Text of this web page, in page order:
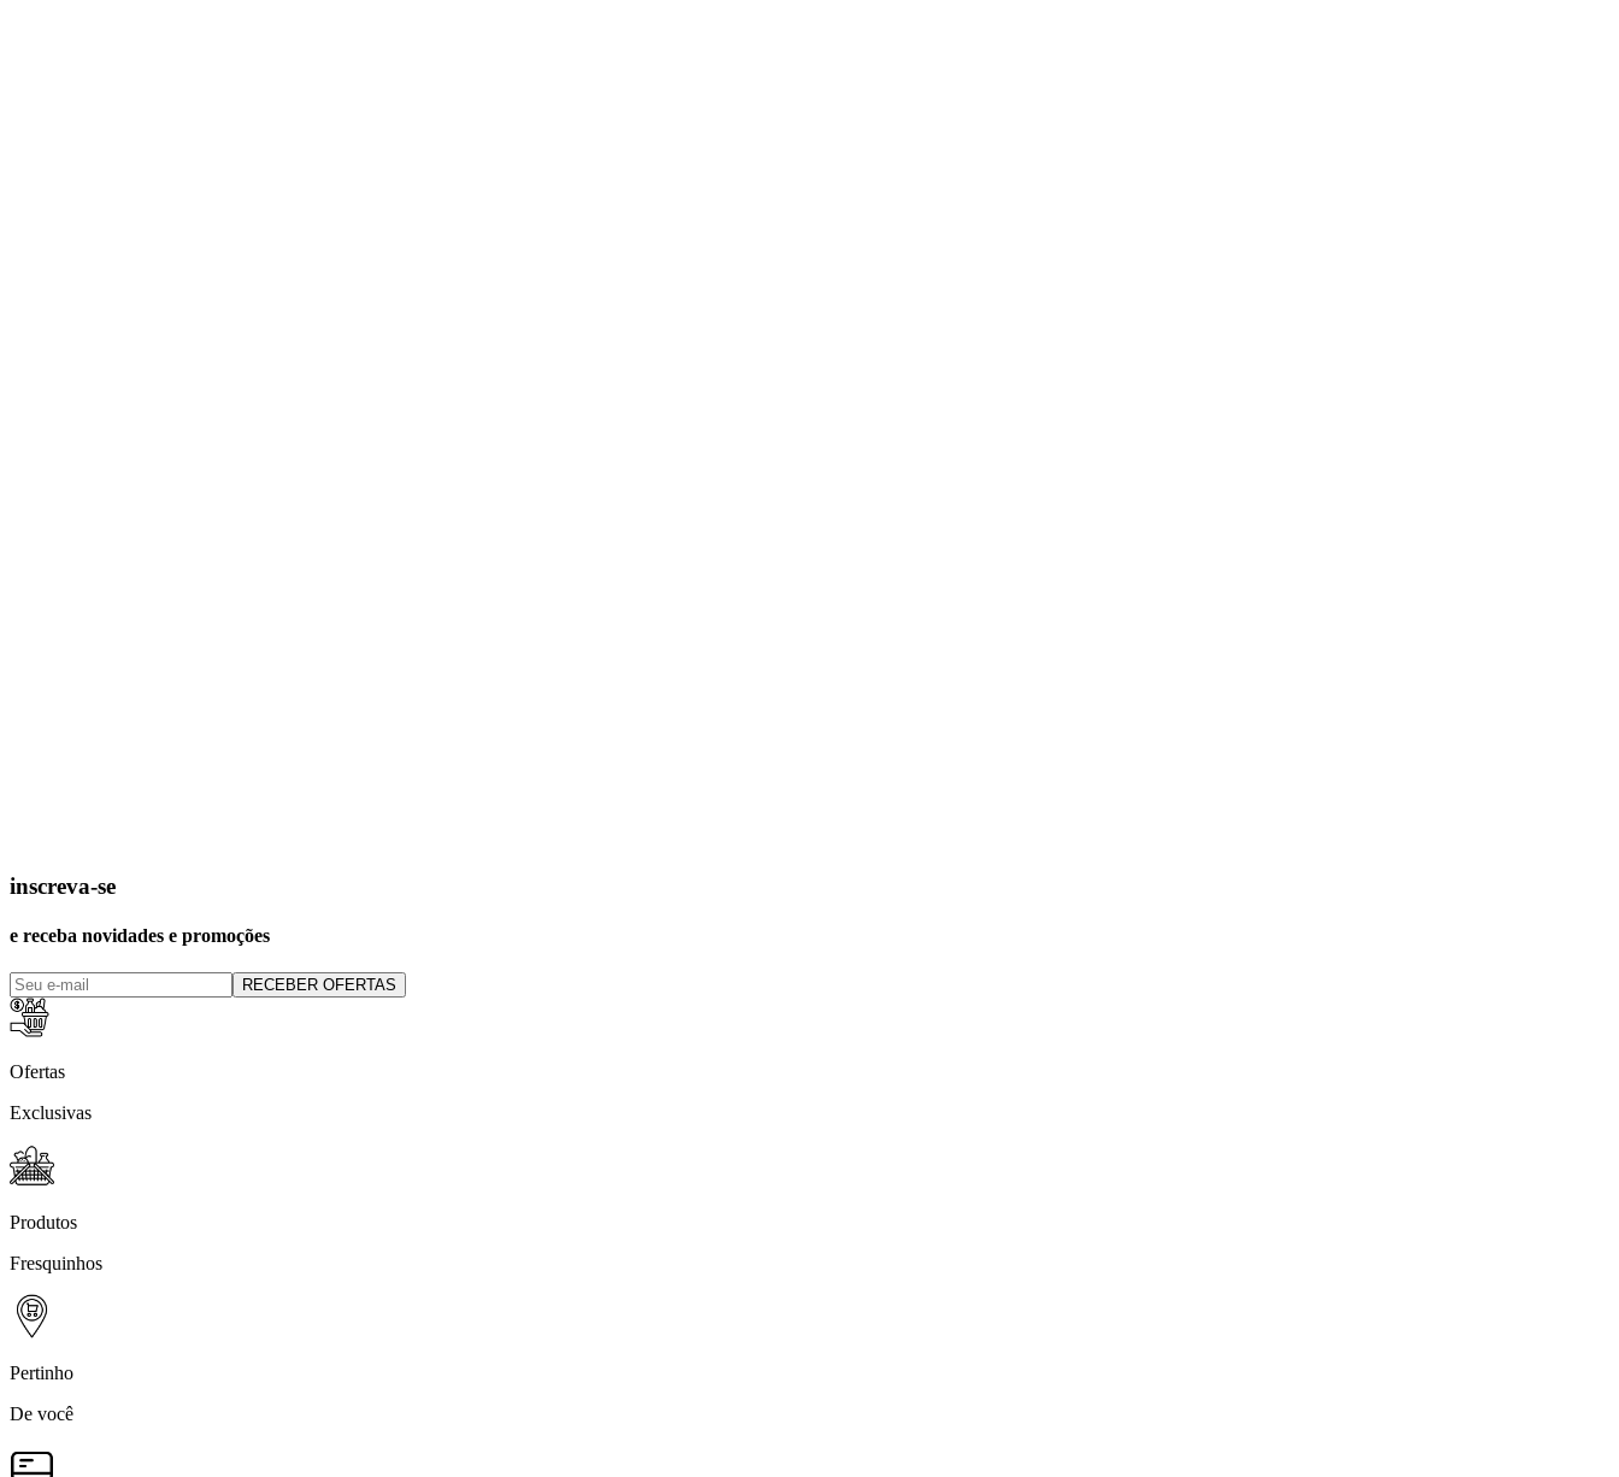
inscreva-se
e receba novidades e promoções
RECEBER OFERTAS
Ofertas
Exclusivas
Produtos
Fresquinhos
Pertinho
De você